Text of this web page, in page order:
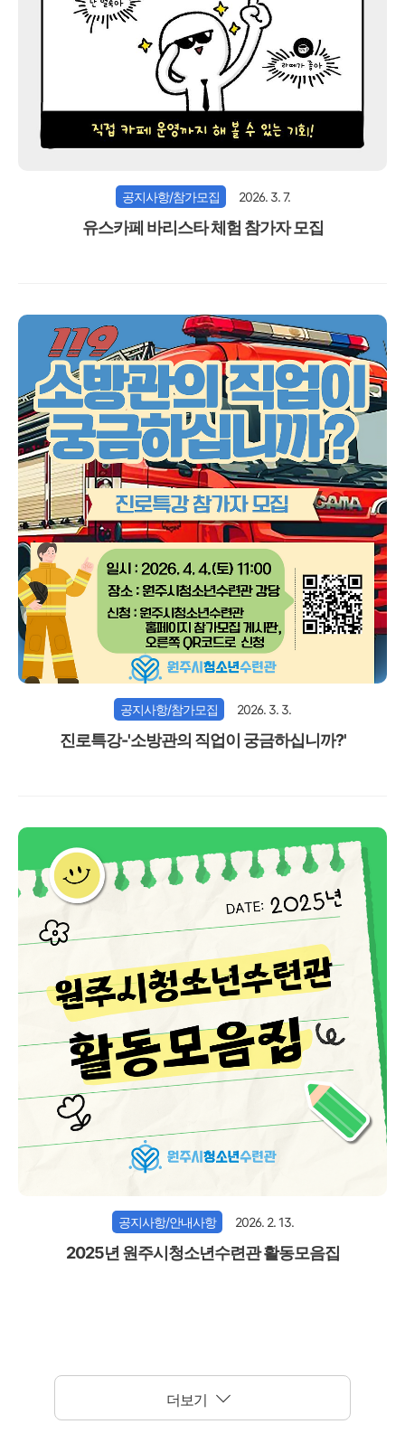
공지사항/참가모집 2026. 3. 7.
유스카페 바리스타 체험 참가자 모집
공지사항/참가모집 2026. 3. 3.
진로특강-'소방관의 직업이 궁금하십니까?'
공지사항/안내사항 2026. 2. 13.
2025년 원주시청소년수련관 활동모음집
더보기